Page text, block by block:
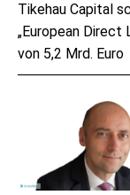
Tikehau Capital
„European Direct
von 5,2 Mrd. Euro